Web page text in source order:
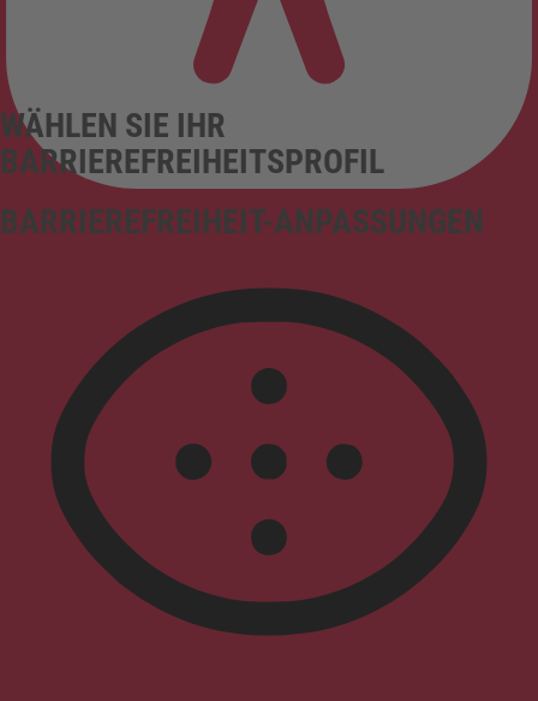
BARRIEREFREIHEIT-ANPASSUNGEN
WÄHLEN SIE IHR
BARRIEREFREIHEITSPROFIL